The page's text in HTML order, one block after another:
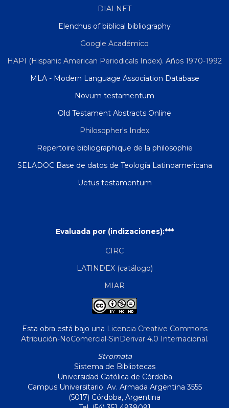
DIALNET
Elenchus of biblical bibliography
Google Académico
HAPI (Hispanic American Periodicals Index). Años 1970-1992
MLA - Modern Language Association Database
Novum testamentum
Old Testament Abstracts Online
Philosopher's Index
Repertoire bibliographique de la philosophie
SELADOC Base de datos de Teología Latinoamericana
Uetus testamentum
Evaluada por (indizaciones):***
CIRC
LATINDEX (catálogo)
MIAR
Esta obra está bajo una Licencia Creative Commons
Atribución-NoComercial-SinDerivar 4.0 Internacional.
Stromata
Sistema de Bibliotecas
Universidad Católica de Córdoba
Campus Universitario. Av. Armada Argentina 3555
(5017) Córdoba, Argentina